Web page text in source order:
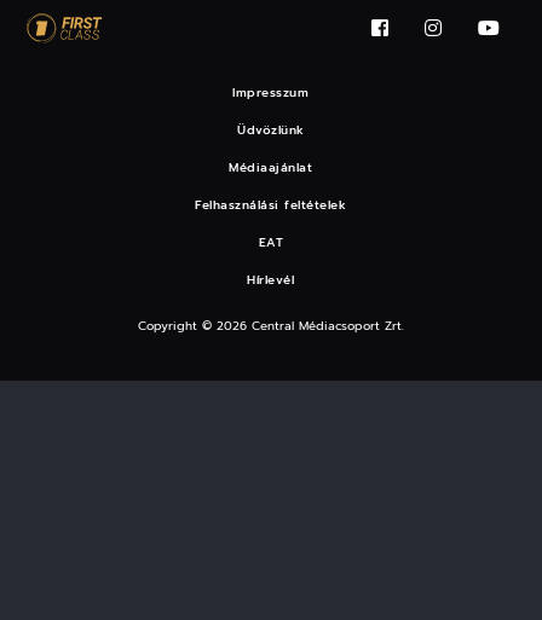
Impresszum
Üdvözlünk
Médiaajánlat
Felhasználási feltételek
EAT
Hírlevél
Copyright © 2026 Central Médiacsoport Zrt.